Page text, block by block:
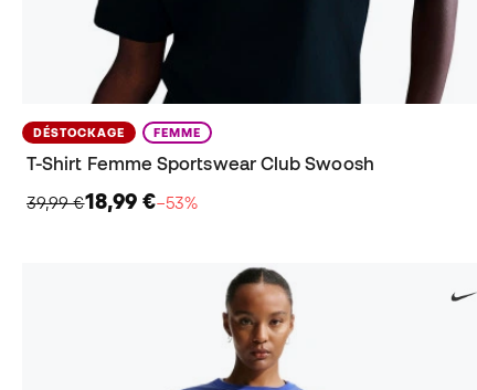
DÉSTOCKAGE FEMME
T-Shirt Femme Sportswear Club Swoosh
39,99 €18,99 €−53%